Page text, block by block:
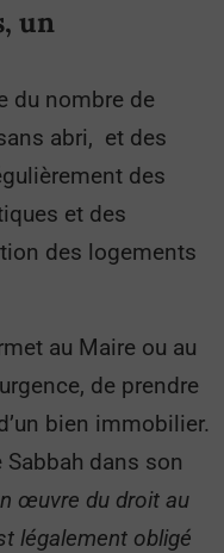
un
du nombre de
abri, et des
des
et des
des logements
au Maire ou au
de prendre
bien immobilier.
dans son
œuvre du droit au
légalement obligé